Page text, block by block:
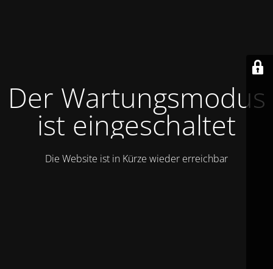
Der Wartungsmodus
ist eingeschaltet
Die Website ist in Kürze wieder erreichbar